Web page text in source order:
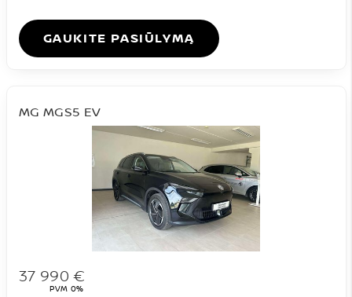
GAUKITE PASIŪLYMĄ
MG MGS5 EV
37 990 €
PVM 0%